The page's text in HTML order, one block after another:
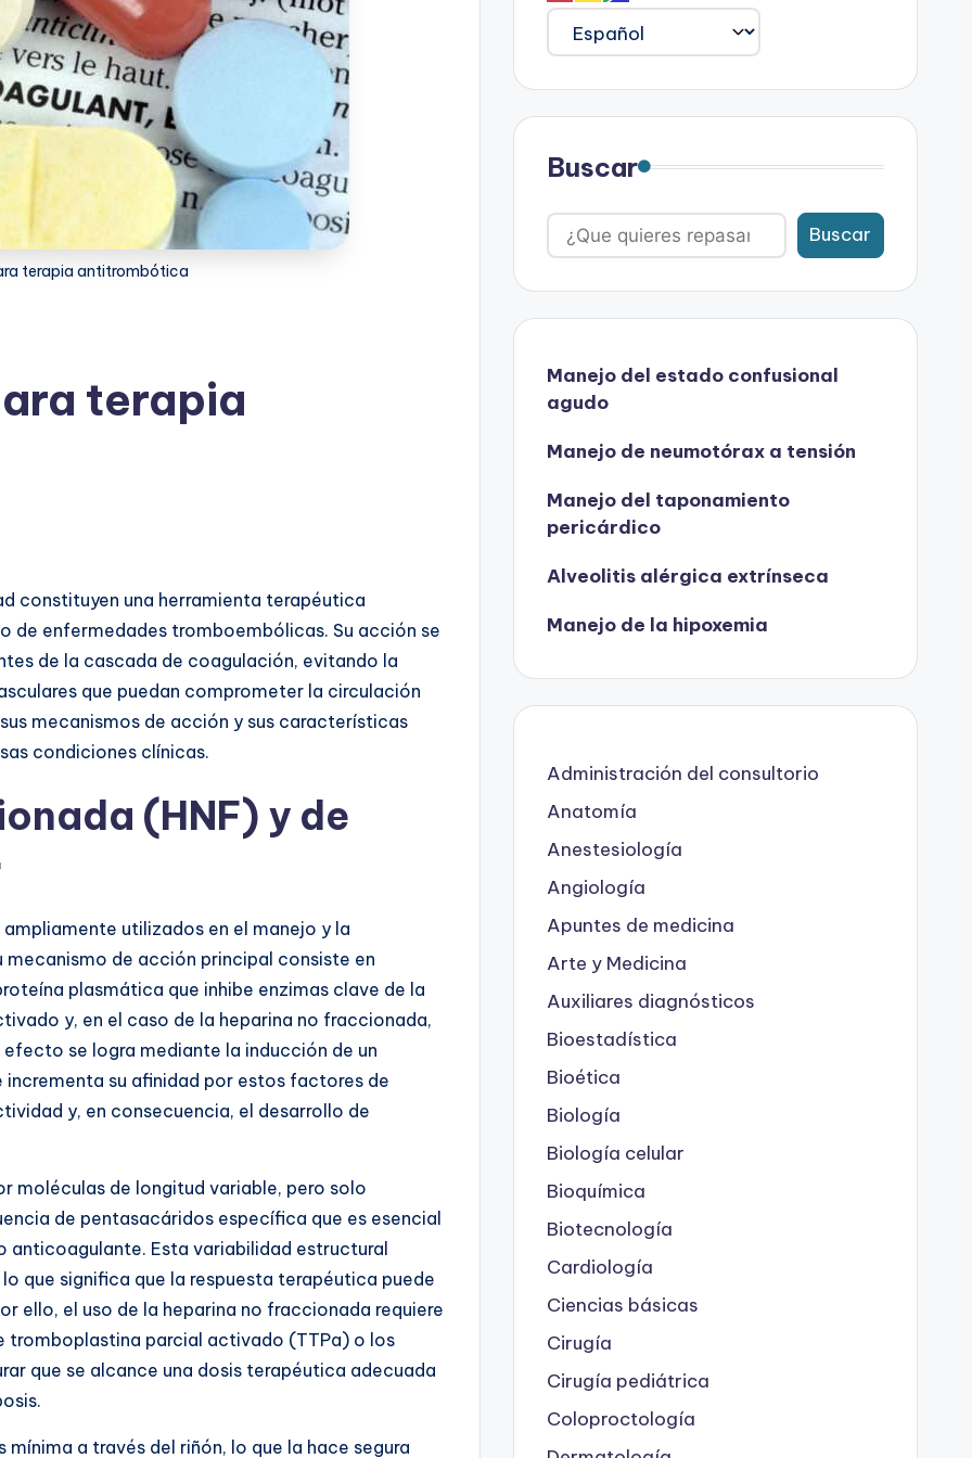
terapia antitrombótica
terapia
constituyen una herramienta terapéutica
de enfermedades tromboembólicas. Su acción se
de la cascada de coagulación, evitando la
que puedan comprometer la circulación
mecanismos de acción y sus características
condiciones clínicas.
(HNF) y de
utilizados en el manejo y la
de acción principal consiste en
plasmática que inhibe enzimas clave de la
y, en el caso de la heparina no fraccionada,
se logra mediante la inducción de un
su afinidad por estos factores de
y, en consecuencia, el desarrollo de
moléculas de longitud variable, pero solo
de pentasacáridos específica que es esencial
anticoagulante. Esta variabilidad estructural
que significa que la respuesta terapéutica puede
ello, el uso de la heparina no fraccionada requiere
tromboplastina parcial activado (TTPa) o los
que se alcance una dosis terapéutica adecuada
a través del riñón, lo que la hace segura
Buscar
Buscar
Manejo del estado confusional
agudo
Manejo de neumotórax a tensión
Manejo del taponamiento
pericárdico
Alveolitis alérgica extrínseca
Manejo de la hipoxemia
Administración del consultorio
Anatomía
Anestesiología
Angiología
Apuntes de medicina
Arte y Medicina
Auxiliares diagnósticos
Bioestadística
Bioética
Biología
Biología celular
Bioquímica
Biotecnología
Cardiología
Ciencias básicas
Cirugía
Cirugía pediátrica
Coloproctología